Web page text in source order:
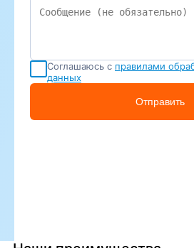
Соглашаюсь с правилами
данных
Отправить